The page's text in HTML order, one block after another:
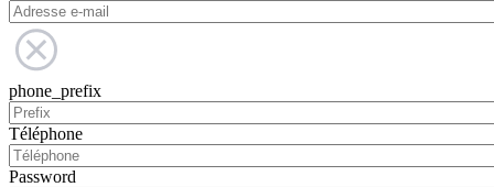
phone_prefix
Téléphone
Password